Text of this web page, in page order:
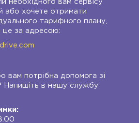
необхідного вам сервісу
або хочете отримати
тарифного плану,
це за адресою:
вам потрібна допомога зі
Напишіть в нашу службу